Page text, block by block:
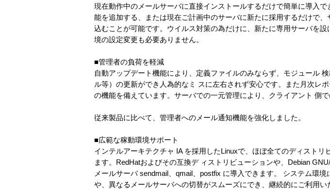
現在動作中のメールサーバに直接インストールするだけで簡単に導入
能を追加する、または現在ご計画中のサーバに新たに採用するだけで
込むことが可能です。ウイルス対策の為だけに、新たに専用サーバを
境の設定変更も必要ありません。
■管理者の負荷を軽減
自動アップデート機能により、定義ファイルのみならず、モジュール
ル等）の更新ができ人為的なミ スに左右されず安心です。また月次レ
の機能を備えています。サーバでの一元管理により、クライアント 側
従来製品に比べて、管理者へのメール通知機能を強化しました。
■広範な稼動環境サポート
インテルアーキテクチャ IA を採用したLinuxで、ほぼ全てのディスト
ます。RedHatおよびその互換デ ィストリビューションや、Debian
メールサーバ sendmail、qmail、postfix に導入できます。 システム環
や、異なるメールサーバへの切替がスムーズにでき、継続的にご利用い